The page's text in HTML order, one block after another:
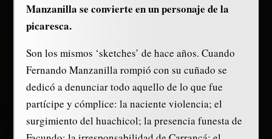
Manzanilla se convierte en un personaje de la
picaresca.
Son los mismos ‘sketches’ de hace años. Cuando
Fernando Manzanilla rompió con su cuñado se
dedicó a denunciar todo aquello de lo que fue
partícipe y cómplice: la naciente violencia; el
surgimiento del huachicol; la presencia funesta de